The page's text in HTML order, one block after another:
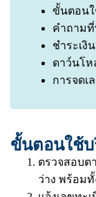
ขั้นตอนใ
คำถามที่
ชำระเงิ
ดาว์นโห
การจดเ
ขั้นตอนใช้บ
ตรวจสอบต
ว่าง พร้อมทั้